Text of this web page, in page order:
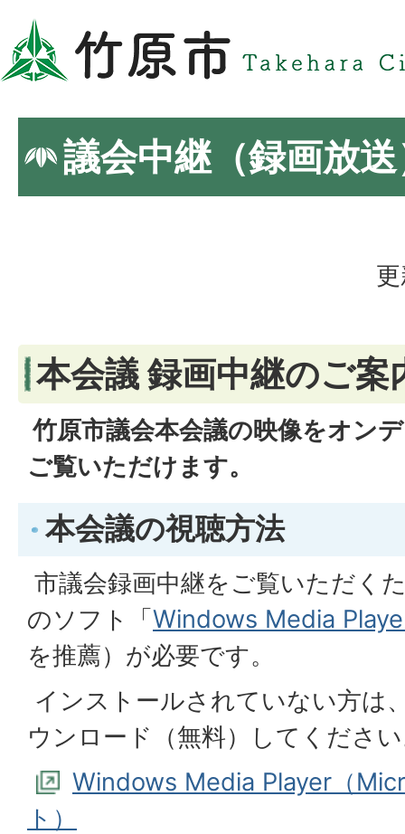
議会中継（録画放
本会議 録画中継のご案
竹原市議会本会議の映像をオン
ご覧いただけます。
本会議の視聴方法
市議会録画中継をご覧いただく
のソフト「Windows Media
を推薦）が必要です。
インストールされていない方は
ウンロード（無料）してくださ
Windows Media Player（
ト）